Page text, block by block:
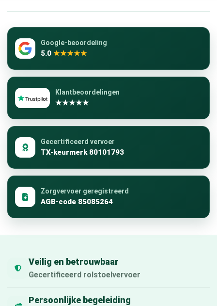
Google-beoordeling
5.0 ★★★★★
Klantbeoordelingen
★★★★★
Gecertificeerd vervoer
TX-keurmerk 80101793
Zorgvervoer geregistreerd
AGB-code 85085264
Veilig en betrouwbaar
Gecertificeerd rolstoelvervoer
Persoonlijke begeleiding